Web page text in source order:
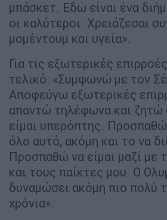
μπάσκετ. Εδώ είναι ένα
οι καλύτεροι. Χρειάζεσαι
μομέντουμ και υγεία».
Για τις εξωτερικές
τελικό: «Συμφωνώ με τον
Αποφεύγω εξωτερικές
απαντώ τηλέφωνα και
είμαι υπερόπτης.
όλο αυτό, ακόμη και το να
Προσπαθώ να είμαι μαζί με
και τους παίκτες μου. Ο
δυναμώσει ακόμη πιο πολύ
χρόνια».